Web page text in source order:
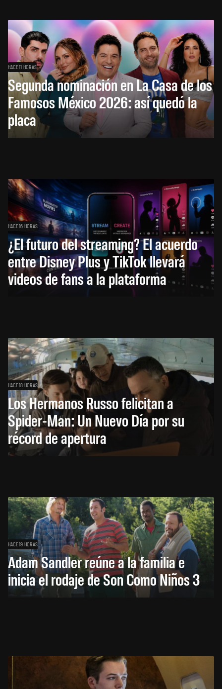
HACE 11 HORAS
Segunda nominación en La Casa de los
Famosos México 2026: así quedó la
placa
HACE 16 HORAS
¿El futuro del streaming? El acuerdo
entre Disney Plus y TikTok llevará
videos de fans a la plataforma
HACE 18 HORAS
Los Hermanos Russo felicitan a
Spider-Man: Un Nuevo Día por su
récord de apertura
HACE 19 HORAS
Adam Sandler reúne a la familia e
inicia el rodaje de Son Como Niños 3